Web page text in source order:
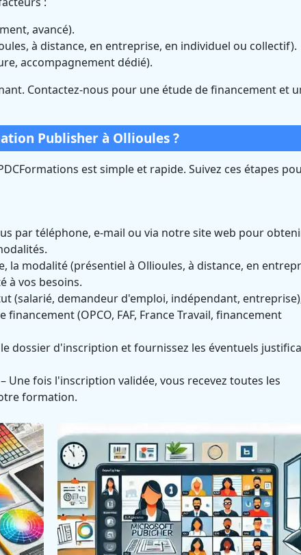
avancé).
à distance, en entreprise, en individuel ou collectif).
accompagnement dédié).
Contactez-nous pour une étude de financement et
Publisher à Ollioules ?
est simple et rapide. Suivez ces étapes
par téléphone, e-mail ou via notre site web pour
la modalité (présentiel à Ollioules, à distance, en
à vos besoins.
(salarié, demandeur d'emploi, indépendant,
(OPCO, FAF, France Travail, financement
le dossier d'inscription et fournissez les éventuels
– Une fois l'inscription validée, vous recevez toutes les
formation.